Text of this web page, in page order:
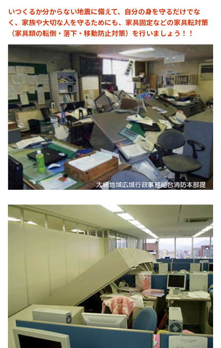
いつくるか分からない地震に備えて、自分の身を守るだけでな
く、家族や大切な人を守るためにも、家具固定などの家具転対策
（家具類の転倒・落下・移動防止対策）を行いましょう！！